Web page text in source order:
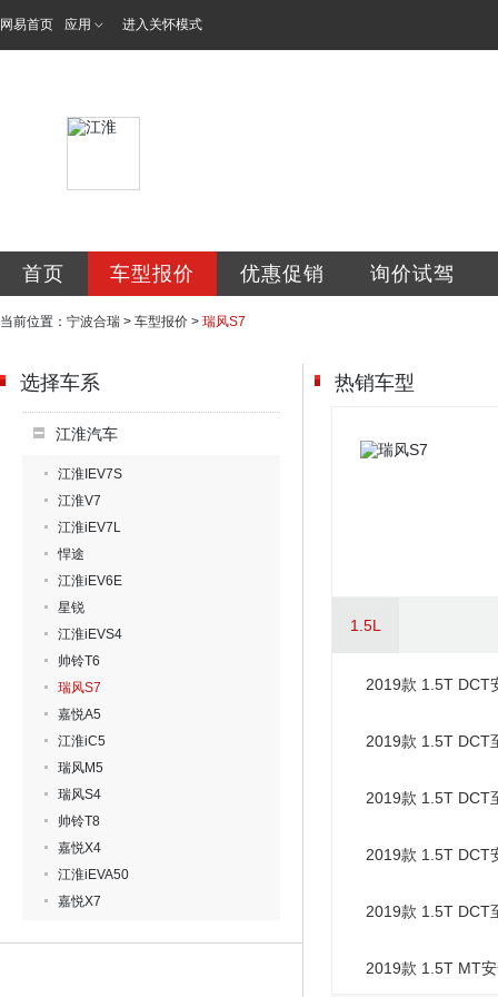
网易首页 应用 进入关怀模式
首页 车型报价 优惠促销 询价试驾
当前位置： 宁波合瑞 > 车型报价 > 瑞风S7
选择车系
江淮汽车
江淮IEV7S
江淮V7
江淮iEV7L
悍途
江淮iEV6E
星锐
江淮iEVS4
帅铃T6
瑞风S7
嘉悦A5
江淮iC5
瑞风M5
瑞风S4
帅铃T8
嘉悦X4
江淮iEVA50
嘉悦X7
热销车型
1.5L
2019款 1.5T DCT
2019款 1.5T DCT
2019款 1.5T DCT
2019款 1.5T DCT
2019款 1.5T DCT
2019款 1.5T MT